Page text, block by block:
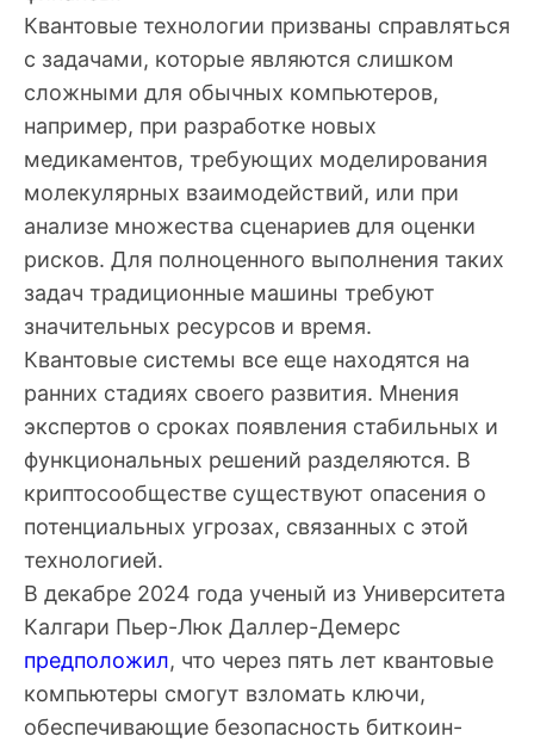
Квантовые технологии призваны справляться
с задачами, которые являются слишком
сложными для обычных компьютеров,
например, при разработке новых
медикаментов, требующих моделирования
молекулярных взаимодействий, или при
анализе множества сценариев для оценки
рисков. Для полноценного выполнения таких
задач традиционные машины требуют
значительных ресурсов и время.
Квантовые системы все еще находятся на
ранних стадиях своего развития. Мнения
экспертов о сроках появления стабильных и
функциональных решений разделяются. В
криптосообществе существуют опасения о
потенциальных угрозах, связанных с этой
технологией.
В декабре 2024 года ученый из Университета
Калгари Пьер-Люк Даллер-Демерс
предположил, что через пять лет квантовые
компьютеры смогут взломать ключи,
обеспечивающие безопасность биткоин-